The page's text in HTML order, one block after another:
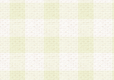
会員情報を本人の承
人を識別できる情報
社は事前に会員本人
3.前項の定めに拘わ
意を 得ることなく、
づき選定した委託業